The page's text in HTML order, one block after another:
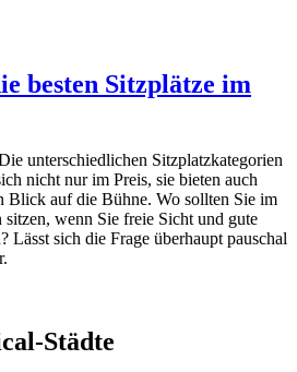
besten Sitzplätze im
unterschiedlichen Sitzplatzkategorien
nicht nur im Preis, sie bieten auch
Blick auf die Bühne. Wo sollten Sie im
sitzen, wenn Sie freie Sicht und gute
Lässt sich die Frage überhaupt pauschal
Städte